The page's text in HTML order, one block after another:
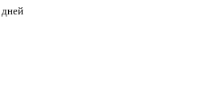
дней